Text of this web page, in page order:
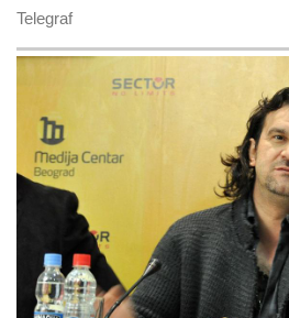
Telegraf